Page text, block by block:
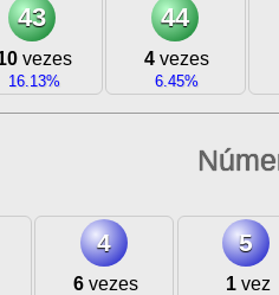
43
vezes
16.13%
44
4vezes
6.45%
4
6vezes
5
1vez